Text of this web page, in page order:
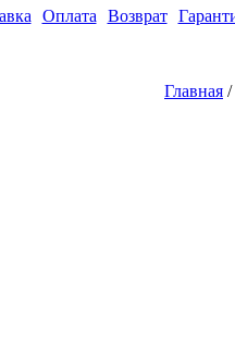
Оплата Возврат
Главная /